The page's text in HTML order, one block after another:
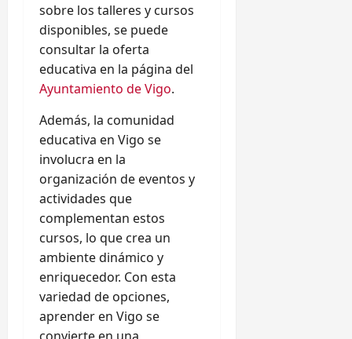
sobre los talleres y cursos
disponibles, se puede
consultar la oferta
educativa en la página del
Ayuntamiento de Vigo.
Además, la comunidad
educativa en Vigo se
involucra en la
organización de eventos y
actividades que
complementan estos
cursos, lo que crea un
ambiente dinámico y
enriquecedor. Con esta
variedad de opciones,
aprender en Vigo se